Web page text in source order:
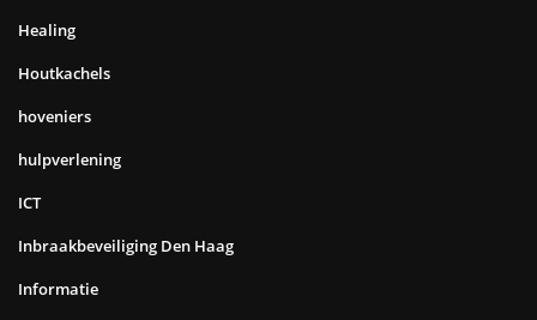
Healing
Houtkachels
hoveniers
hulpverlening
ICT
Inbraakbeveiliging Den Haag
Informatie